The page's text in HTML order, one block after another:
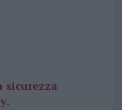
sicurezza
.